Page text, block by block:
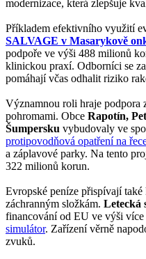
modernizace, která zlepšuje
Příkladem efektivního využití
SALVAGE v Masarykově
podpoře ve výši 488 milionů
klinickou praxí. Odborníci se
pomáhají včas odhalit riziko
Významnou roli hraje podpora
pohromami. Obce Rapotín,
Šumpersku vybudovaly ve
protipovodňová opatření na
a záplavové parky. Na tento
322 milionů korun.
Evropské peníze přispívají také
záchranným složkám. Letecká
financování od EU ve výši
simulátor. Zařízení věrně
zvuků.